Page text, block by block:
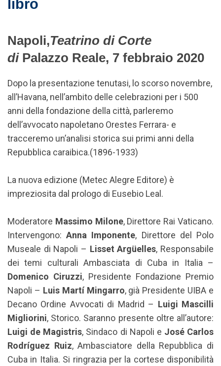
libro
Napoli,Teatrino di Corte
diPalazzo Reale, 7 febbraio 2020
Dopo la presentazione tenutasi, lo scorso novembre,
all’Havana, nell’ambito delle celebrazioni per i 500
anni della fondazione della città, parleremo
dell’avvocato napoletano Orestes Ferrara- e
tracceremo un’analisi storica sui primi anni della
Repubblica caraibica.(1896-1933)
La nuova edizione (Metec Alegre Editore) è
impreziosita dal prologo di Eusebio Leal.
Moderatore Massimo Milone, Direttore Rai Vaticano.
Intervengono:Anna Imponente, Direttore del Polo
Museale di Napoli – Lisset Argüelles, Responsabile
dei temi culturali Ambasciata di Cuba in Italia –
Domenico Ciruzzi, Presidente Fondazione Premio
Napoli – Luis Martí Mingarro, già Presidente UIBA e
Decano Ordine Avvocati di Madrid – Luigi Mascilli
Migliorini, Storico. Saranno presente oltre all’autore:
Luigi de Magistris, Sindaco di Napoli e José Carlos
Rodríguez Ruiz, Ambasciatore della Repubblica di
Cuba in Italia. Si ringrazia per la cortese disponibilità